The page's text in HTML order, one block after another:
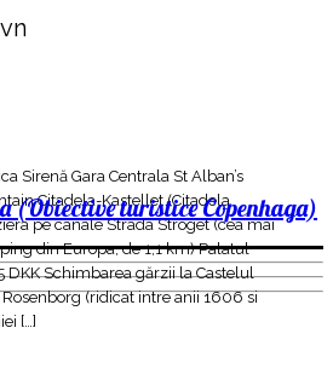
Sirenă Gara Centrala St Alban’s
Citadela-Kastellet (Citadela
pe canale Strada Stroget (cea mai
din Europa, de 1,1 km) Palatul
Schimbarea gărzii la Castelul
(ridicat intre anii 1606 si
[…]
(Obiective turistice Copenhaga)